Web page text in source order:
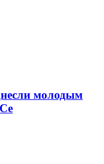
молодым